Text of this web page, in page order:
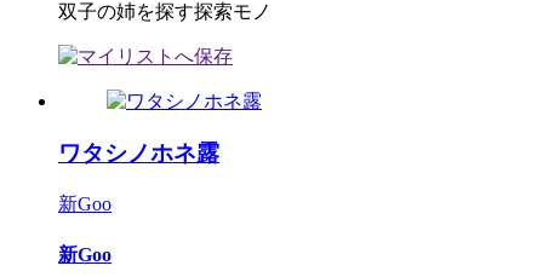
双子の姉を探す探索モノ
ワタシノホネ露
新Goo
新Goo